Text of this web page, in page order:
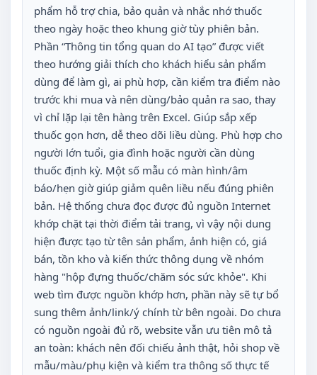
phẩm hỗ trợ chia, bảo quản và nhắc nhớ thuốc
theo ngày hoặc theo khung giờ tùy phiên bản.
Phần “Thông tin tổng quan do AI tạo” được viết
theo hướng giải thích cho khách hiểu sản phẩm
dùng để làm gì, ai phù hợp, cần kiểm tra điểm nào
trước khi mua và nên dùng/bảo quản ra sao, thay
vì chỉ lặp lại tên hàng trên Excel. Giúp sắp xếp
thuốc gọn hơn, dễ theo dõi liều dùng. Phù hợp cho
người lớn tuổi, gia đình hoặc người cần dùng
thuốc định kỳ. Một số mẫu có màn hình/âm
báo/hẹn giờ giúp giảm quên liều nếu đúng phiên
bản. Hệ thống chưa đọc được đủ nguồn Internet
khớp chặt tại thời điểm tải trang, vì vậy nội dung
hiện được tạo từ tên sản phẩm, ảnh hiện có, giá
bán, tồn kho và kiến thức thông dụng về nhóm
hàng "hộp đựng thuốc/chăm sóc sức khỏe". Khi
web tìm được nguồn khớp hơn, phần này sẽ tự bổ
sung thêm ảnh/link/ý chính từ bên ngoài. Do chưa
có nguồn ngoài đủ rõ, website vẫn ưu tiên mô tả
an toàn: khách nên đối chiếu ảnh thật, hỏi shop về
mẫu/màu/phụ kiện và kiểm tra thông số thực tế